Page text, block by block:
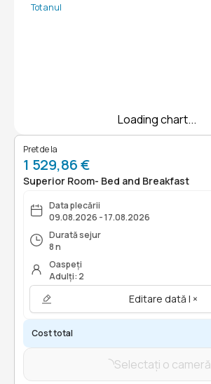
Tot anul
Loading chart...
Pret de la
1 529,86 €
Superior Room- Bed and Breakfast
Data plecării
09.08.2026 - 17.08.2026
Durată sejur
8 n
Oaspeți
Adulți: 2
Editare dată | ×
Cost total
Selectați o cameră